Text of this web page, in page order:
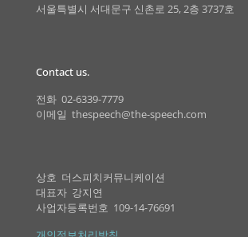
서울특별시 서대문구 신촌로 25, 2층 3737호
Contact us.
전화 02-6339-7779
이메일 thespeech@the-speech.com
상호 더스피치커뮤니케이션
대표자 강지연
사업자등록번호 109-14-76691